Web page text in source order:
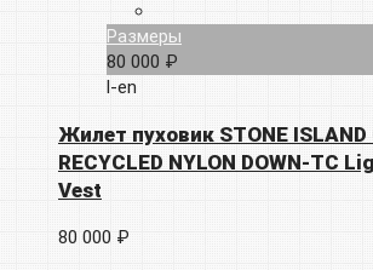
Размеры
80 000 ₽
l-en
Жилет пуховик STONE ISLAND
RECYCLED NYLON DOWN-TC
Vest
80 000 ₽